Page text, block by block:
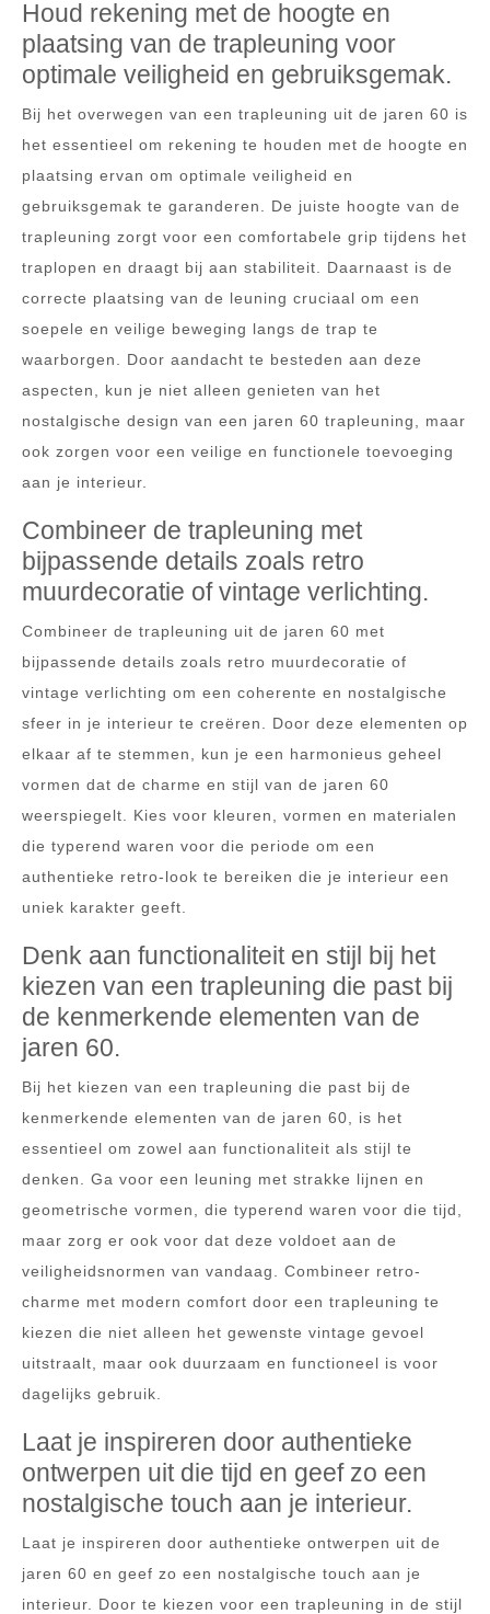
Houd rekening met de hoogte en
plaatsing van de trapleuning voor
optimale veiligheid en gebruiksgemak.
Bij het overwegen van een trapleuning uit de jaren 60 is
het essentieel om rekening te houden met de hoogte en
plaatsing ervan om optimale veiligheid en
gebruiksgemak te garanderen. De juiste hoogte van de
trapleuning zorgt voor een comfortabele grip tijdens het
traplopen en draagt bij aan stabiliteit. Daarnaast is de
correcte plaatsing van de leuning cruciaal om een
soepele en veilige beweging langs de trap te
waarborgen. Door aandacht te besteden aan deze
aspecten, kun je niet alleen genieten van het
nostalgische design van een jaren 60 trapleuning, maar
ook zorgen voor een veilige en functionele toevoeging
aan je interieur.
Combineer de trapleuning met
bijpassende details zoals retro
muurdecoratie of vintage verlichting.
Combineer de trapleuning uit de jaren 60 met
bijpassende details zoals retro muurdecoratie of
vintage verlichting om een coherente en nostalgische
sfeer in je interieur te creëren. Door deze elementen op
elkaar af te stemmen, kun je een harmonieus geheel
vormen dat de charme en stijl van de jaren 60
weerspiegelt. Kies voor kleuren, vormen en materialen
die typerend waren voor die periode om een
authentieke retro-look te bereiken die je interieur een
uniek karakter geeft.
Denk aan functionaliteit en stijl bij het
kiezen van een trapleuning die past bij
de kenmerkende elementen van de
jaren 60.
Bij het kiezen van een trapleuning die past bij de
kenmerkende elementen van de jaren 60, is het
essentieel om zowel aan functionaliteit als stijl te
denken. Ga voor een leuning met strakke lijnen en
geometrische vormen, die typerend waren voor die tijd,
maar zorg er ook voor dat deze voldoet aan de
veiligheidsnormen van vandaag. Combineer retro-
charme met modern comfort door een trapleuning te
kiezen die niet alleen het gewenste vintage gevoel
uitstraalt, maar ook duurzaam en functioneel is voor
dagelijks gebruik.
Laat je inspireren door authentieke
ontwerpen uit die tijd en geef zo een
nostalgische touch aan je interieur.
Laat je inspireren door authentieke ontwerpen uit de
jaren 60 en geef zo een nostalgische touch aan je
interieur. Door te kiezen voor een trapleuning in de stijl